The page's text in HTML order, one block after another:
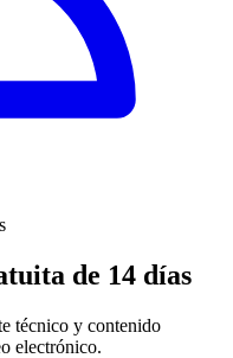
de 14 días
técnico y contenido
electrónico.